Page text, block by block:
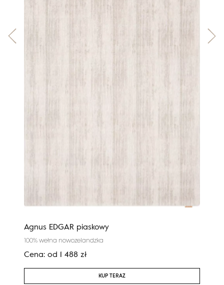
Agnus EDGAR piaskowy
100% wełna nowozelandzka
Cena: od 1 488 zł
KUP TERAZ